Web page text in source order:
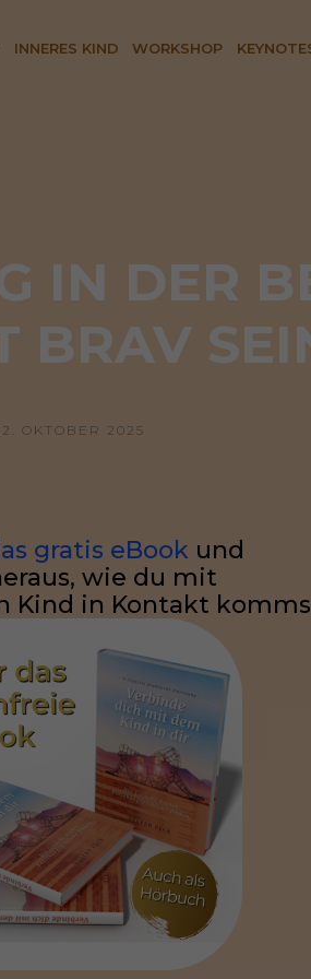
INNERES KIND WORKSHOP
IN DER
BRAV
OKTOBER 2025
gratis eBook und
wie du mit
Kind in Kontakt